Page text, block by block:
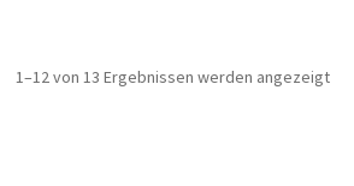
1–12 von 13 Ergebnissen werden angezeigtNach